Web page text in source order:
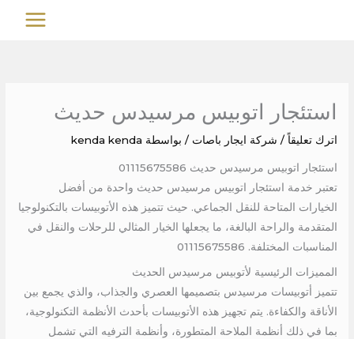
MAIN
استئجار اتوبيس مرسيدس حديث
اترك تعليقاً / شركة ايجار باصات / بواسطة kenda kenda
استئجار اتوبيس مرسيدس حديث 01115675586
تعتبر خدمة استئجار اتوبيس مرسيدس حديث واحدة من أفضل
الخيارات المتاحة للنقل الجماعي. حيث تتميز هذه الأتوبيسات بالتكنولوجيا
المتقدمة والراحة البالغة، ما يجعلها الخيار المثالي للرحلات والنقل في
المناسبات المختلفة. 01115675586
المميزات الرئيسية لأتوبيس مرسيدس الحديث
تتميز أتوبيسات مرسيدس بتصميمها العصري والجذاب، والذي يجمع بين
الأناقة والكفاءة. يتم تجهيز هذه الأتوبيسات بأحدث الأنظمة التكنولوجية،
بما في ذلك أنظمة الملاحة المتطورة، وأنظمة الترفيه التي تشمل